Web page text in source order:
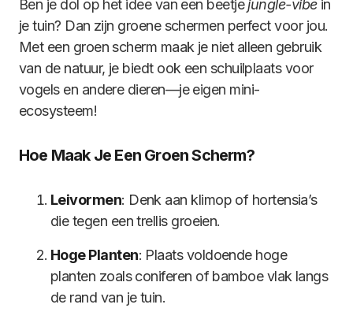
Ben je dol op het idee van een beetjejungle-vibein
je tuin? Dan zijn groene schermen perfect voor jou.
Met een groen scherm maak je niet alleen gebruik
van de natuur, je biedt ook een schuilplaats voor
vogels en andere dieren—je eigen mini-
ecosysteem!
Hoe Maak Je Een Groen Scherm?
Leivormen: Denk aan klimop of hortensia’s
die tegen een trellis groeien.
Hoge Planten: Plaats voldoende hoge
planten zoals coniferen of bamboe vlak langs
de rand van je tuin.